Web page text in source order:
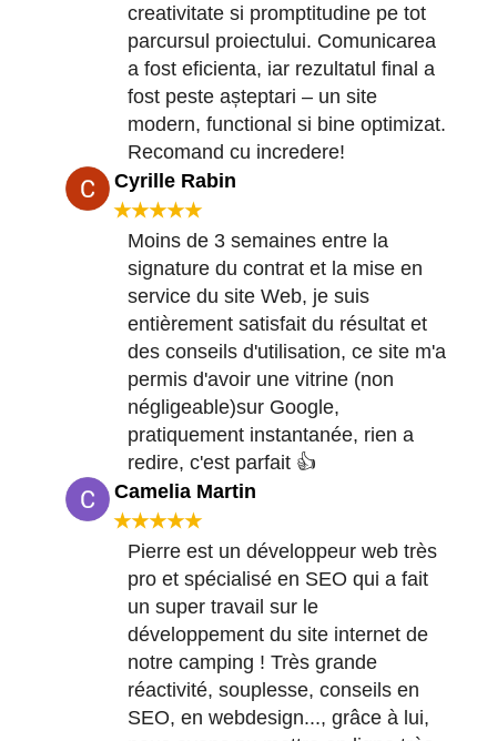
creativitate si promptitudine pe tot
parcursul proiectului. Comunicarea
a fost eficienta, iar rezultatul final a
fost peste așteptari – un site
modern, functional si bine optimizat.
Recomand cu incredere!
Cyrille Rabin
★★★★★
Moins de 3 semaines entre la
signature du contrat et la mise en
service du site Web, je suis
entièrement satisfait du résultat et
des conseils d'utilisation, ce site m'a
permis d'avoir une vitrine (non
négligeable)sur Google,
pratiquement instantanée, rien a
redire, c'est parfait 👍
Camelia Martin
★★★★★
Pierre est un développeur web très
pro et spécialisé en SEO qui a fait
un super travail sur le
développement du site internet de
notre camping ! Très grande
réactivité, souplesse, conseils en
SEO, en webdesign..., grâce à lui,